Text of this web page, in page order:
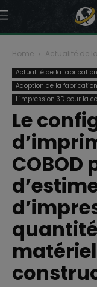
Home Actualité de
Actualité de la
Adoption de la
L'impression 3D pour la
Le
COBOD